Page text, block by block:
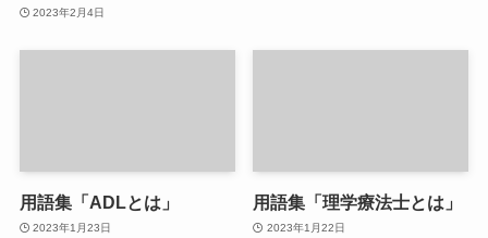
2023年2月4日
用語集「ADLとは」
2023年1月23日
用語集「理学療法士とは」
2023年1月22日